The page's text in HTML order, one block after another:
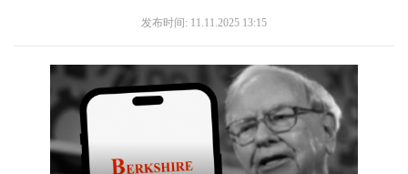
发布时间: 11.11.2025 13:15